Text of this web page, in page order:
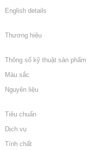
English details
Thương hiệu
Thông số kỹ thuật sản phẩm
Màu sắc
Nguyên liệu
Tiêu chuẩn
Dịch vụ
Tính chất